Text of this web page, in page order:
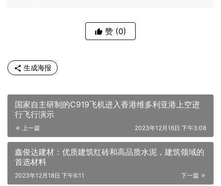
赞 (0)
生成海报
国家自主研制的C919飞机进入香港维多利亚港上空进
行飞行演示
上一篇 2023年12月16日 下午3:08
鑫俊达建材：优质建筑红砖和高品质水泥，建筑领域的
首选材料
下一篇
2023年12月18日 下午6:11